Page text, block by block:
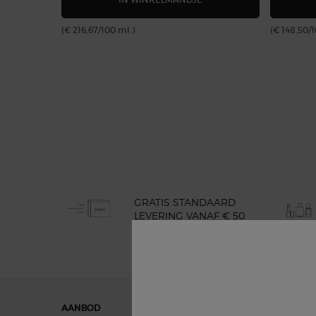
(€ 216,67/100 ml.) (€ 148,50/
GRATIS STANDAARD
LEVERING VANAF € 50
AANBOD